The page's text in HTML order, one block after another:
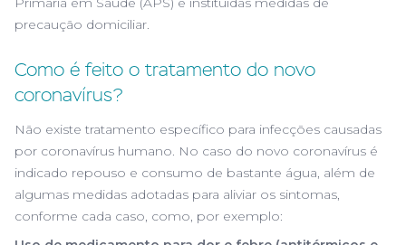
precaução domiciliar.
Como é feito o tratamento do novo
coronavírus?
Não existe tratamento específico para infecções causadas
por coronavírus humano. No caso do novo coronavírus é
indicado repouso e consumo de bastante água, além de
algumas medidas adotadas para aliviar os sintomas,
conforme cada caso, como, por exemplo: